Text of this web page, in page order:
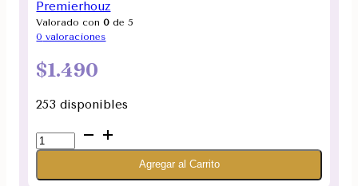
Premierhouz
Valorado con0 de 5
0 valoraciones
$1.490
253 disponibles
Aceite
Lavanda
Agregar al Carrito